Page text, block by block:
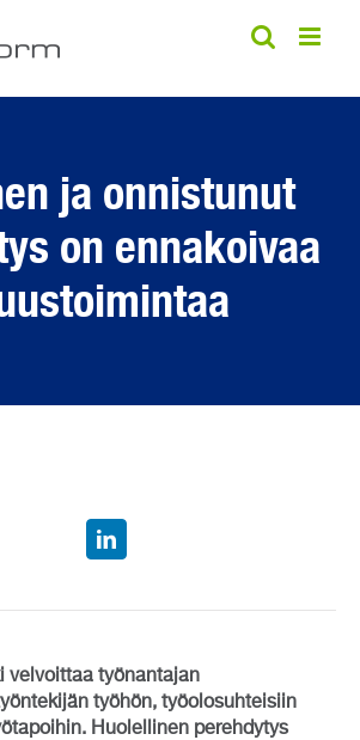
ja onnistunut
on ennakoivaa
velvoittaa työnantajan
työhön, työolosuhteisiin
Huolellinen perehdytys